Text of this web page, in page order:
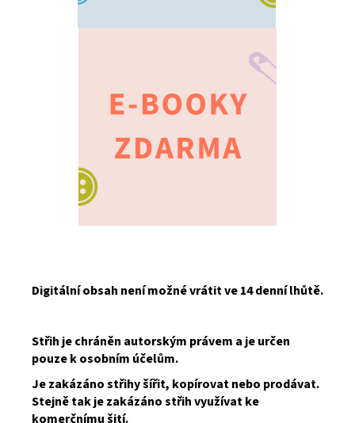
Digitální obsah není možné vrátit ve 14 denní lhůtě.
Střih je chráněn autorským právem a je určen
pouze k osobním účelům.
Je zakázáno střihy šířit, kopírovat nebo prodávat.
Stejně tak je zakázáno střih využívat ke
komerčnímu šití.